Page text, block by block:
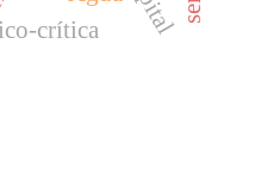
crítica